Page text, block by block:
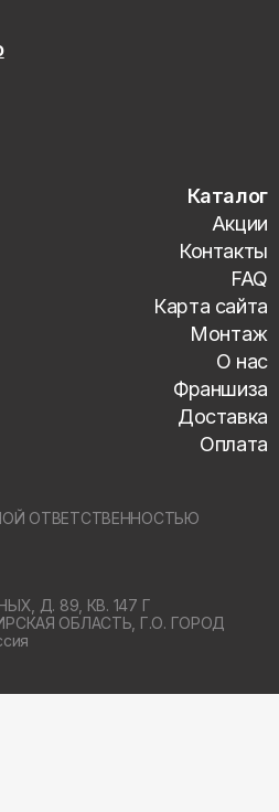
Каталог
Акции
Контакты
FAQ
Карта сайта
Монтаж
О нас
Франшиза
Доставка
Оплата
ОТВЕТСТВЕННОСТЬЮ
Д. 89, КВ. 147 Г
ОБЛАСТЬ, Г.О. ГОРОД